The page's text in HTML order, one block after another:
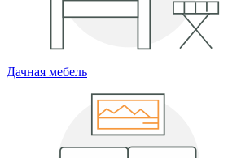
Дачная мебель